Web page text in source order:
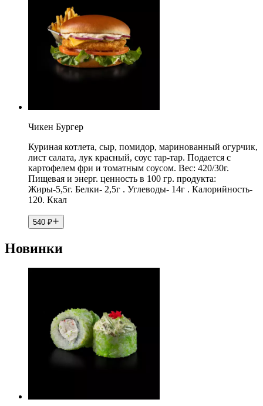
Чикен Бургер
Куриная котлета, сыр, помидор, маринованный огурчик,
лист салата, лук красный, соус тар-тар. Подается с
картофелем фри и томатным соусом. Вес: 420/30г.
Пищевая и энерг. ценность в 100 гр. продукта:
Жиры-5,5г. Белки- 2,5г . Углеводы- 14г . Калорийность-
120. Ккал
540 ₽
Новинки